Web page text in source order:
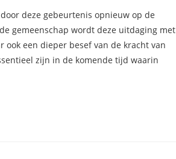
deze gebeurtenis opnieuw op de
gemeenschap wordt deze uitdaging met
een dieper besef van de kracht van
zijn in de komende tijd waarin